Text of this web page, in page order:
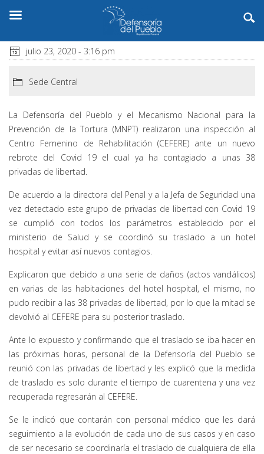
julio 23, 2020 - 3:16 pm
Sede Central
La Defensoría del Pueblo y el Mecanismo Nacional para la
Prevención de la Tortura (MNPT) realizaron una inspección al
Centro Femenino de Rehabilitación (CEFERE) ante un nuevo
rebrote del Covid 19 el cual ya ha contagiado a unas 38
privadas de libertad.
De acuerdo a la directora del Penal y a la Jefa de Seguridad una
vez detectado este grupo de privadas de libertad con Covid 19
se cumplió con todos los parámetros establecido por el
ministerio de Salud y se coordinó su traslado a un hotel
hospital y evitar así nuevos contagios.
Explicaron que debido a una serie de daños (actos vandálicos)
en varias de las habitaciones del hotel hospital, el mismo, no
pudo recibir a las 38 privadas de libertad, por lo que la mitad se
devolvió al CEFERE para su posterior traslado.
Ante lo expuesto y confirmando que el traslado se iba hacer en
las próximas horas, personal de la Defensoría del Pueblo se
reunió con las privadas de libertad y les explicó que la medida
de traslado es solo durante el tiempo de cuarentena y una vez
recuperada regresarán al CEFERE.
Se le indicó que contarán con personal médico que les dará
seguimiento a la evolución de cada uno de sus casos y en caso
de ser necesario se coordinaría el traslado de cualquiera de ella